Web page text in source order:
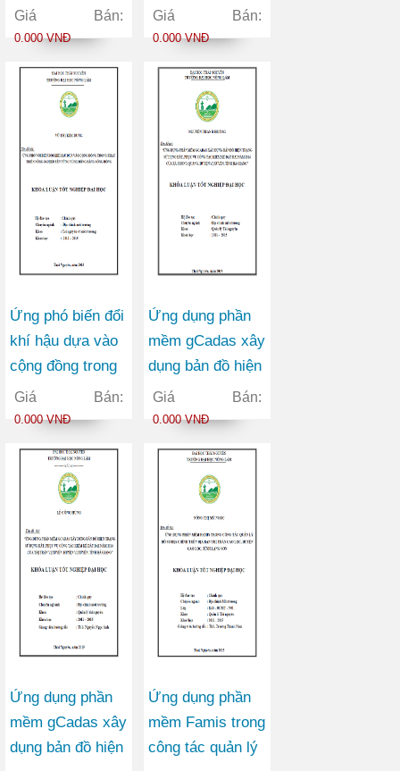
VILIS tại xã Đức
Xuân huyện
Cao Bằng
Giá Bán:
0.000 VNĐ
culex pipiens and
culex torrentium
breeding
conditions
Giá Bán:
0.000 VNĐ
Ứng phó biến đổi
khí hậu dựa vào
cộng đồng trong
phát triển nông
nghiệp bền vững
Sông Hồng
Giá Bán:
0.000 VNĐ
Ứng dụng phần
mềm gCadas xây
dụng bản đồ hiện
trạng sử dụng
đất, phục vụ
đất đai năm 2014
của xã Phong
Quang huyện Vị
Xuyên tỉnh Hà
Giang
Giá Bán:
0.000 VNĐ
Ứng dụng phần
mềm gCadas xây
dụng bản đồ hiện
Ứng dụng phần
mềm Famis trong
công tác quản lý